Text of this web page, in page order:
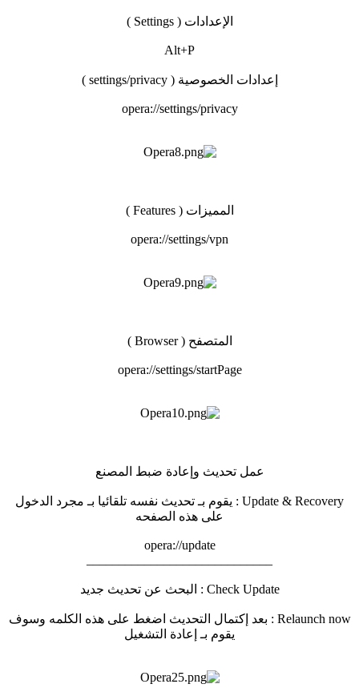
الإعدادات ( Settings )
Alt+P
إعدادات الخصوصية ( settings/privacy )
opera://settings/privacy
المميزات ( Features )
opera://settings/vpn
المتصفح ( Browser )
opera://settings/startPage
عمل تحديث وإعادة ضبط المصنع
Update & Recovery : يقوم بـ تحديث نفسه تلقائيا بـ مجرد الدخول
على هذه الصفحه
opera://update
Check Update : البحث عن تحديث جديد
Relaunch now : بعد إكتمال التحديث اضغط على هذه الكلمه وسوف
يقوم بـ إعادة التشغيل